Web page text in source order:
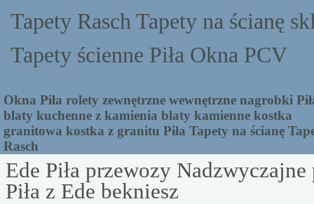
Tapety Rasch Tapety na ścianę
Tapety ścienne Piła Okna PCV
Okna Piła rolety zewnętrzne wewnętrzne nagrobki
blaty kuchenne z kamienia blaty kamienne kostka
granitowa kostka z granitu Piła Tapety na ścianę
Rasch
Ede Piła przewozy
Piła z Ede bekniesz